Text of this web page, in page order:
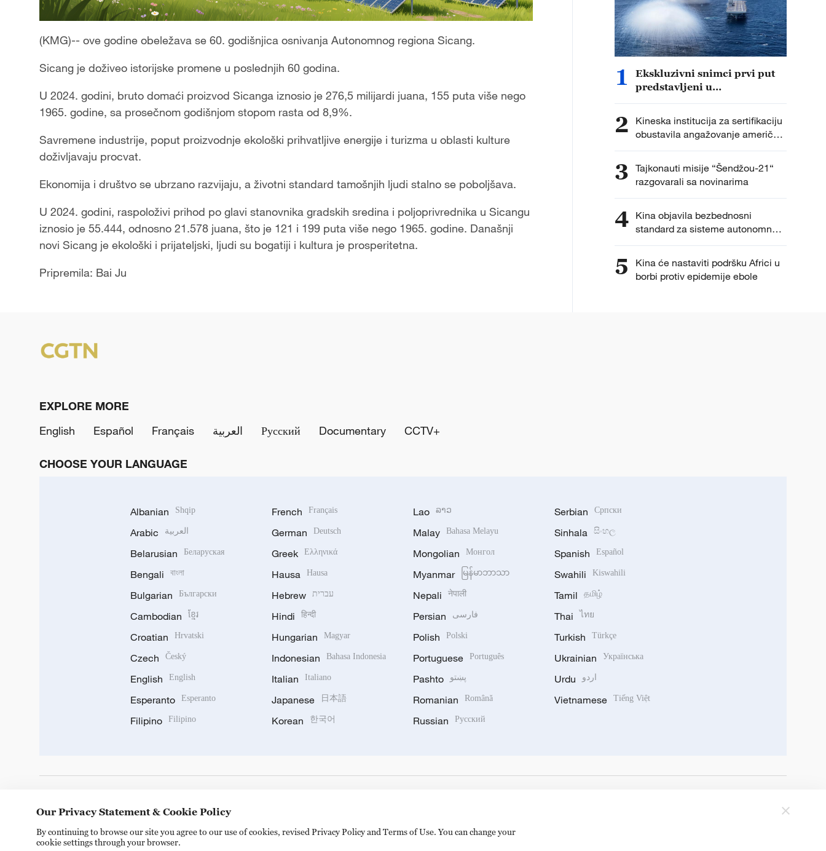
(KMG)-- ove godine obeležava se 60. godišnjica osnivanja Autonomnog regiona Sicang.
Sicang je doživeo istorijske promene u poslednjih 60 godina.
U 2024. godini, bruto domaći proizvod Sicanga iznosio je 276,5 milijardi juana, 155 puta više nego
1965. godine, sa prosečnom godišnjom stopom rasta od 8,9%.
Savremene industrije, poput proizvodnje ekološki prihvatljive energije i turizma u oblasti kulture
doživljavaju procvat.
Ekonomija i društvo se ubrzano razvijaju, a životni standard tamošnjih ljudi stalno se poboljšava.
U 2024. godini, raspoloživi prihod po glavi stanovnika gradskih sredina i poljoprivrednika u Sicangu
iznosio je 55.444, odnosno 21.578 juana, što je 121 i 199 puta više nego 1965. godine. Današnji
novi Sicang je ekološki i prijateljski, ljudi su bogatiji i kultura je prosperitetna.
Pripremila: Bai Ju
1
Ekskluzivni snimci prvi put
predstavljeni u
2
Kineska institucija za sertifikaciju
obustavila angažovanje američkih
agencija za sprovođenje
3 Tajkonauti misije “Šendžou-21“
razgovarali sa novinarima
4 Kina objavila bezbednosni
standard za sisteme autonomne
vožnje
5
Kina će nastaviti podršku Africi u
borbi protiv epidemije ebole
EXPLORE MORE
English
Español Français العربية Русский Documentary CCTV+
CHOOSE YOUR LANGUAGE
Albanian Shqip
Arabic العربية
Belarusian Беларуская
Bengali বাংলা
Bulgarian Български
Cambodian ខ្មែរ
Croatian Hrvatski
Czech Český
English English
Esperanto Esperanto
Filipino Filipino
French Français
German Deutsch
Greek Ελληνικά
Hausa Hausa
Hebrew עברית
Hindi हिन्दी
Hungarian Magyar
Indonesian Bahasa Indonesia
Italian Italiano
Japanese 日本語
Korean 한국어
Lao ລາວ
Malay Bahasa Melayu
Mongolian Монгол
Myanmar မြန်မာဘာသာ
Nepali नेपाली
Persian فارسی
Polish Polski
Portuguese Português
Pashto پښتو
Romanian Română
Russian Русский
Serbian Српски
Sinhala සිංහල
Spanish Español
Swahili Kiswahili
Tamil தமிழ்
Thai ไทย
Turkish Türkçe
Ukrainian Українська
Urdu اردو
Vietnamese Tiếng Việt
Our Privacy Statement & Cookie Policy
By continuing to browse our site you agree to our use of cookies, revised Privacy Policy and Terms of Use. You can change your
cookie settings through your browser.